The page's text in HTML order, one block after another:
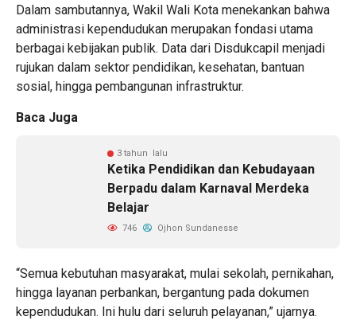
Dalam sambutannya, Wakil Wali Kota menekankan bahwa
administrasi kependudukan merupakan fondasi utama
berbagai kebijakan publik. Data dari Disdukcapil menjadi
rujukan dalam sektor pendidikan, kesehatan, bantuan
sosial, hingga pembangunan infrastruktur.
Baca Juga
3 tahun lalu
Ketika Pendidikan dan Kebudayaan
Berpadu dalam Karnaval Merdeka
Belajar
746 Ojhon Sundanesse
“Semua kebutuhan masyarakat, mulai sekolah, pernikahan,
hingga layanan perbankan, bergantung pada dokumen
kependudukan. Ini hulu dari seluruh pelayanan,” ujarnya.